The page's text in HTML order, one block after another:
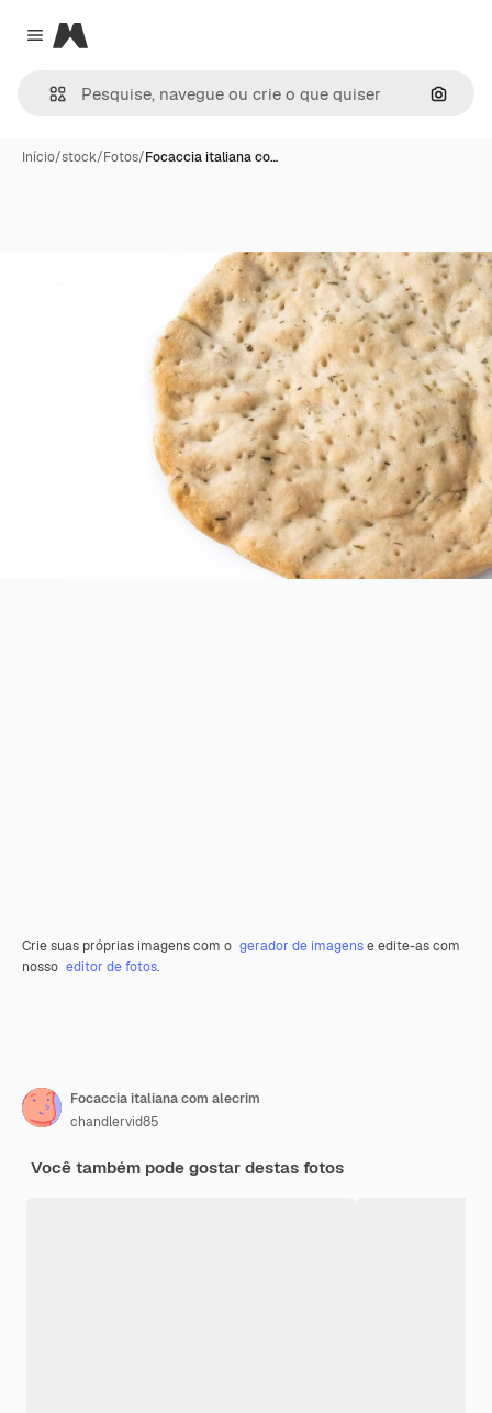
Close menu
Magnific
Início/stock/Fotos/Focaccia italiana co…
Crie suas próprias imagens com o gerador de imagense edite-as com
nosso editor de fotos.
Focaccia italiana com alecrim
chandlervid85
Você também pode gostar destas fotos